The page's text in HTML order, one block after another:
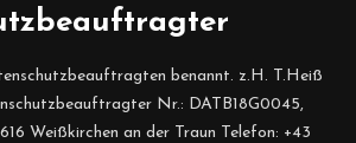
benannt. z.H. T.Heiß
Nr.: DATB18G0045,
Weißkirchen an der Traun Telefon: +43